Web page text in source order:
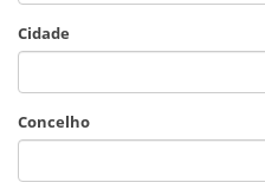
Cidade
Concelho